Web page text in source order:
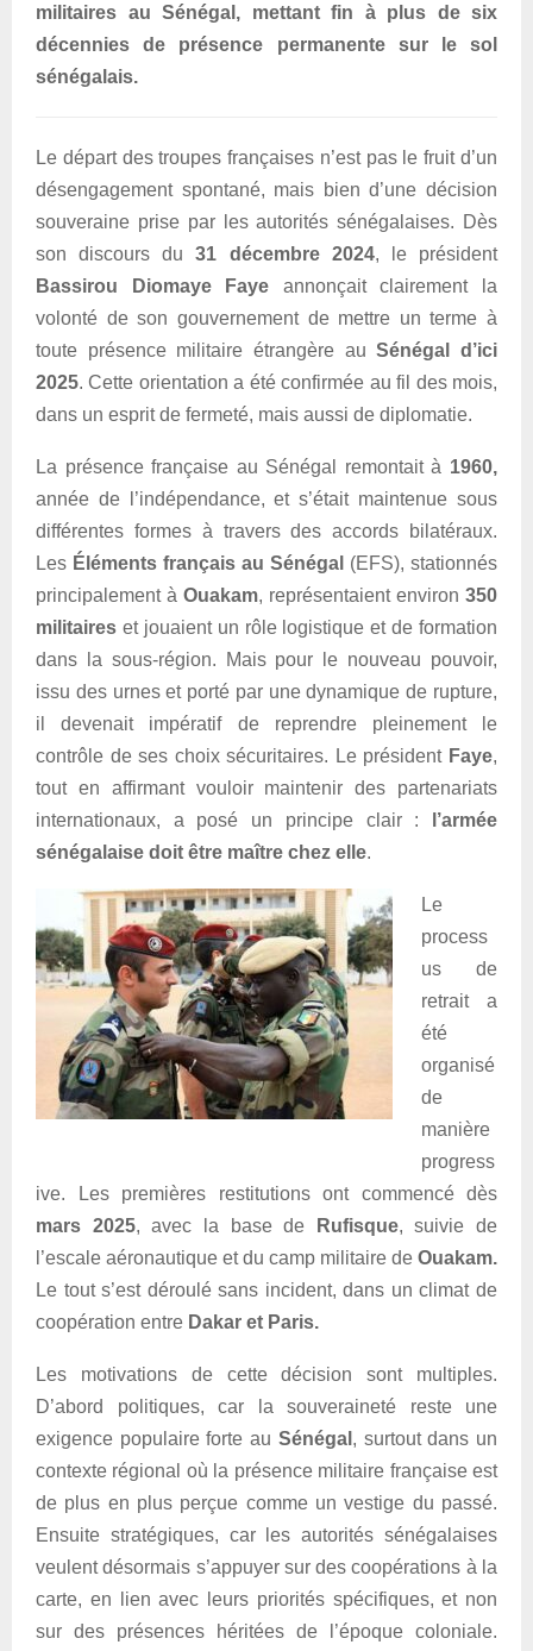
militaires au Sénégal, mettant fin à plus de six
décennies de présence permanente sur le sol
sénégalais.
Le départ des troupes françaises n’est pas le fruit d’un
désengagement spontané, mais bien d’une décision
souveraine prise par les autorités sénégalaises. Dès
son discours du31 décembre 2024, le président
Bassirou Diomaye Faye annonçait clairement la
volonté de son gouvernement de mettre un terme à
toute présence militaire étrangère au Sénégal d’ici
2025. Cette orientation a été confirmée au fil des mois,
dans un esprit de fermeté, mais aussi de diplomatie.
La présence française au Sénégal remontait à 1960,
année de l’indépendance, et s’était maintenue sous
différentes formes à travers des accords bilatéraux.
Les Éléments français au Sénégal (EFS), stationnés
principalement à Ouakam, représentaient environ 350
militaires et jouaient un rôle logistique et de formation
dans la sous-région. Mais pour le nouveau pouvoir,
issu des urnes et porté par une dynamique de rupture,
il devenait impératif de reprendre pleinement le
contrôle de ses choix sécuritaires. Le président Faye,
tout en affirmant vouloir maintenir des partenariats
internationaux, a posé un principe clair : l’armée
sénégalaise doit être maître chez elle.
Le
process
us de
retrait a
été
organisé
de
manière
progress
ive. Les premières restitutions ont commencé dès
mars 2025, avec la base de Rufisque, suivie de
l’escale aéronautique et du camp militaire de Ouakam.
Le tout s’est déroulé sans incident, dans un climat de
coopération entre Dakar et Paris.
Les motivations de cette décision sont multiples.
D’abord politiques, car la souveraineté reste une
exigence populaire forte au Sénégal , surtout dans un
contexte régional où la présence militaire française est
de plus en plus perçue comme un vestige du passé.
Ensuite stratégiques, car les autorités sénégalaises
veulent désormais s’appuyer sur des coopérations à la
carte, en lien avec leurs priorités spécifiques, et non
sur des présences héritées de l’époque coloniale.